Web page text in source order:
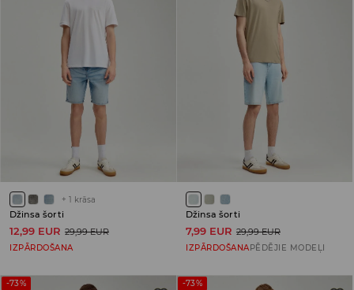
+ 1 krāsa
Džinsa šorti
12,99 EUR 29,99 EUR
IZPĀRDOŠANA
Džinsa šorti
7,99 EUR 29,99 EUR
IZPĀRDOŠANA PĒDĒJIE MODEĻI
-73% -73%